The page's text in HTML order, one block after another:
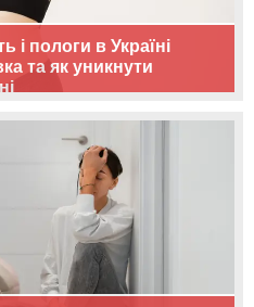
і пологи в Україні
та як уникнути